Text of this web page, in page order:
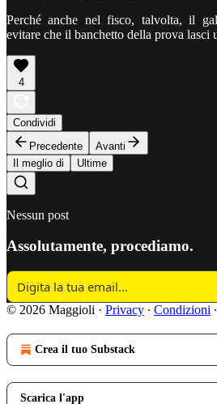
Perché anche nel fisco, talvolta, il
evitare che il banchetto della prova lasci
4
Condividi
Precedente
Avanti
Il meglio di
Ultime
Nessun post
Assolutamente, procediamo.
© 2026 Maggioli · Privacy ∙ Condizioni ∙
Crea il tuo Substack
Scarica l'app